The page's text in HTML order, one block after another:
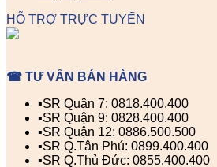
HỖ TRỢ TRỰC TUYẾN
☎ TƯ VẤN BÁN HÀNG
▪️SR Quận 7: 0818.400.400
▪️SR Quận 9: 0828.400.400
▪️SR Quận 12: 0886.500.500
▪️SR Q.Tân Phú: 0899.400.400
▪️SR Q.Thủ Đức: 0855.400.400